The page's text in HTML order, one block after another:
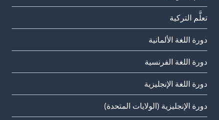
تعلَّم التركية
دورة اللغة الألمانية
دورة اللغة الفرنسية
دورة اللغة الإنجليزية
دورة الإنجليزية (الولايات المتحدة)